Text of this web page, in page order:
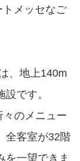
メッセなご
、地上140m
です。
のメニュー
全客室が32階
を一望できま